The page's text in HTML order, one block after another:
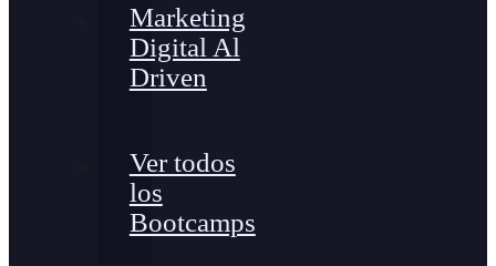
Marketing
Digital Al
Driven
Ver todos
los
Bootcamps